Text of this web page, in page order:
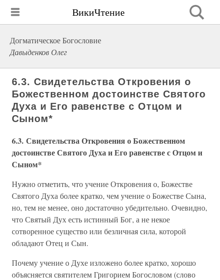
ВикиЧтение
Догматическое Богословие
Давыденков Олег
6.3. Свидетельства Откровения о
Божественном достоинстве Святого
Духа и Его равенстве с Отцом и
Сыном*
6.3. Свидетельства Откровения о Божественном
достоинстве Святого Духа и Его равенстве с Отцом и
Сыном*
Нужно отметить, что учение Откровения о, Божестве
Святого Духа более кратко, чем учение о Божестве Сына,
но, тем не менее, оно достаточно убедительно. Очевидно,
что Святый Дух есть истинный Бог, а не некое
сотворенное существо или безличная сила, которой
обладают Отец и Сын.
Почему учение о Духе изложено более кратко, хорошо
объясняется святителем Григорием Богословом (слово